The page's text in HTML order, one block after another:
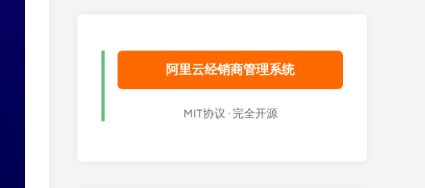
阿里云经销商管理系统
MIT协议 · 完全开源